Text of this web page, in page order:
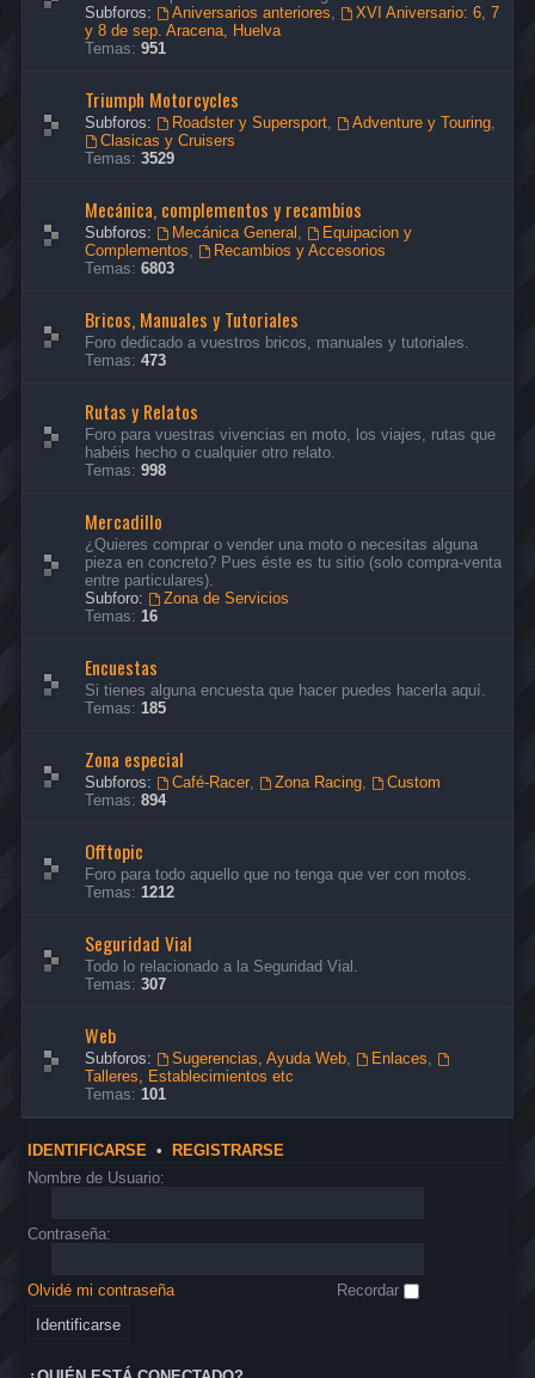
Subforos:
Aniversarios anteriores,
XVI Aniversario: 6, 7
y 8 de sep. Aracena, Huelva
Temas: 951
Triumph Motorcycles
Subforos: Roadster y Supersport, Adventure y Touring,
Clasicas y Cruisers
Temas: 3529
Mecánica, complementos y recambios
Subforos: Mecánica General ,
Equipacion y
Complementos,
Recambios y Accesorios
Temas: 6803
Bricos, Manuales y Tutoriales
Foro dedicado a vuestros bricos, manuales y tutoriales.
Temas: 473
Rutas y Relatos
Foro para vuestras vivencias en moto, los viajes, rutas que
habéis hecho o cualquier otro relato.
Temas: 998
Mercadillo
¿Quieres comprar o vender una moto o necesitas alguna
pieza en concreto? Pues éste es tu sitio (solo compra-venta
entre particulares).
Subforo:
Zona de Servicios
Temas: 16
Encuestas
Si tienes alguna encuesta que hacer puedes hacerla aquí.
Temas: 185
Zona especial
Subforos: Café-Racer, Zona Racing,
Custom
Temas: 894
Offtopic
Foro para todo aquello que no tenga que ver con motos.
Temas: 1212
Seguridad Vial
Todo lo relacionado a la Seguridad Vial.
Temas: 307
Web
Subforos: Sugerencias, Ayuda Web, Enlaces,
Talleres, Establecimientos etc
Temas: 101
IDENTIFICARSE • REGISTRARSE
Nombre de Usuario:
Contraseña:
Olvidé mi contraseña Recordar